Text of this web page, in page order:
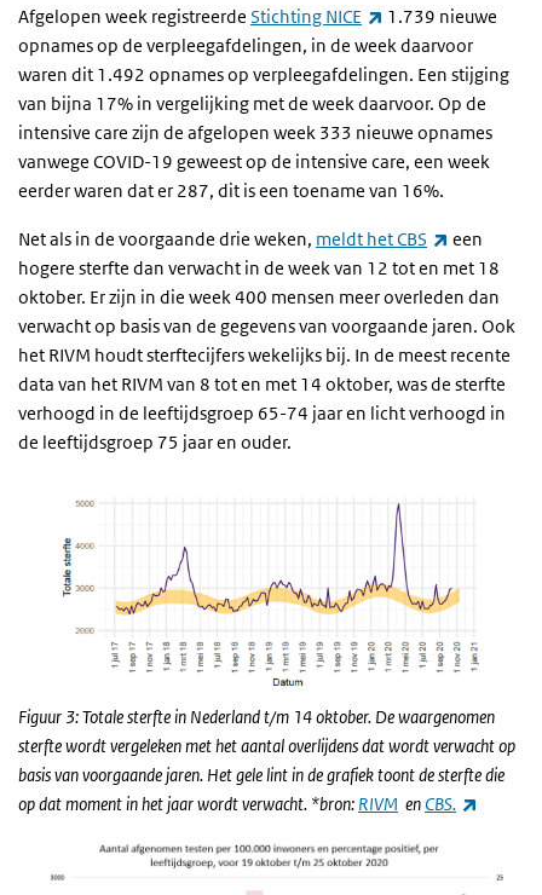
Afgelopen week registreerde Stichting NICE (externe link)
1.739 nieuwe
opnames op de verpleegafdelingen, in de week daarvoor
waren dit 1.492 opnames op verpleegafdelingen. Een stijging
van bijna 17% in vergelijking met de week daarvoor. Op de
intensive care zijn de afgelopen week 333 nieuwe opnames
vanwege COVID-19 geweest op de intensive care, een week
eerder waren dat er 287, dit is een toename van 16%.
Net als in de voorgaande drie weken, meldt het CBS (externe
een
hogere sterfte dan verwacht in de week van 12 tot en met 18
oktober. Er zijn in die week 400 mensen meer overleden dan
verwacht op basis van de gegevens van voorgaande jaren. Ook
het RIVM houdt sterftecijfers wekelijks bij. In de meest recente
data van het RIVM van 8 tot en met 14 oktober, was de sterfte
verhoogd in de leeftijdsgroep 65-74 jaar en licht verhoogd in
de leeftijdsgroep 75 jaar en ouder.
Figuur 3: Totale sterfte in Nederland t/m 14 oktober. De waargenomen
sterfte wordt vergeleken met het aantal overlijdens dat wordt verwacht op
basis van voorgaande jaren. Het gele lint in de grafiek toont de sterfte die
op dat moment in het jaar wordt verwacht. *bron: RIVM en CBS.